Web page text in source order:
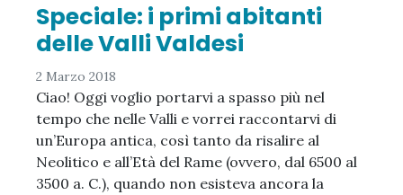
Speciale: i primi abitanti
delle Valli Valdesi
2 Marzo 2018
Ciao! Oggi voglio portarvi a spasso più nel
tempo che nelle Valli e vorrei raccontarvi di
un’Europa antica, così tanto da risalire al
Neolitico e all’Età del Rame (ovvero, dal 6500 al
3500 a. C.), quando non esisteva ancora la